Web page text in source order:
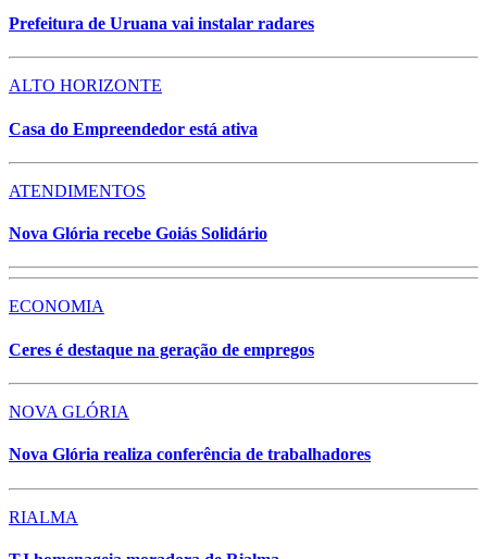
Prefeitura de Uruana vai instalar radares
ALTO HORIZONTE
Casa do Empreendedor está ativa
ATENDIMENTOS
Nova Glória recebe Goiás Solidário
ECONOMIA
Ceres é destaque na geração de empregos
NOVA GLÓRIA
Nova Glória realiza conferência de trabalhadores
RIALMA